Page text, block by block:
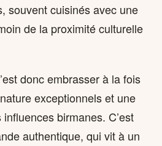
souvent cuisinés avec une
de la proximité culturelle
donc embrasser à la fois
exceptionnels et une
birmanes. C’est
authentique, qui vit à un